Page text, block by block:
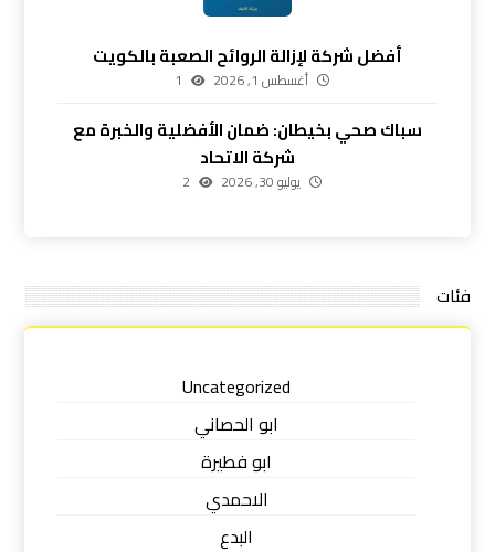
أفضل شركة لإزالة الروائح الصعبة بالكويت
أغسطس 1, 2026 1
سباك صحي بخيطان: ضمان الأفضلية والخبرة مع
شركة الاتحاد
يوليو 30, 2026 2
فئات
Uncategorized
ابو الحصاني
ابو فطيرة
الاحمدي
البدع